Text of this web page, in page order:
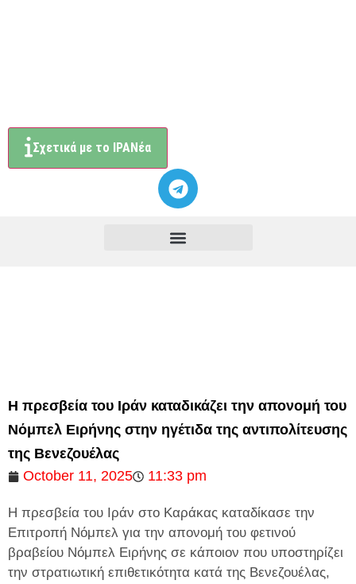
Σχετικά με το ΙΡΑΝέα
Η πρεσβεία του Ιράν καταδικάζει την απονομή του
Νόμπελ Ειρήνης στην ηγέτιδα της αντιπολίτευσης
της Βενεζουέλας
October 11, 2025
11:33 pm
Η πρεσβεία του Ιράν στο Καράκας καταδίκασε την
Επιτροπή Νόμπελ για την απονομή του φετινού
βραβείου Νόμπελ Ειρήνης σε κάποιον που υποστηρίζει
την στρατιωτική επιθετικότητα κατά της Βενεζουέλας,